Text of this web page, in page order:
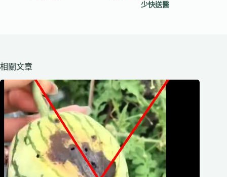
少快送醫
相關文章